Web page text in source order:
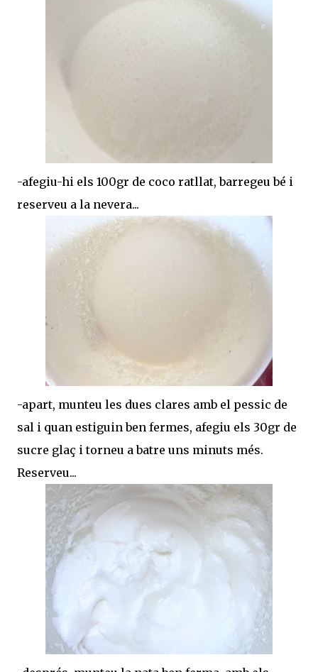
-afegiu-hi els 100gr de coco ratllat, barregeu bé i
reserveu a la nevera...
-apart, munteu les dues clares amb el pessic de
sal i quan estiguin ben fermes, afegiu els 30gr de
sucre glaç i torneu a batre uns minuts més.
Reserveu...